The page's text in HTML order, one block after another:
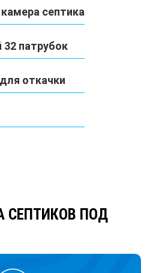
септика
патрубок
откачки
СЕПТИКОВ ПОД